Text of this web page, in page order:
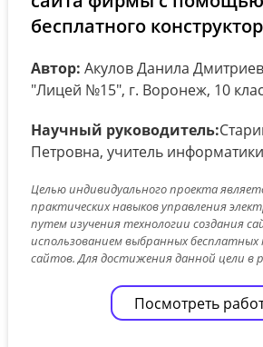
бесплатного
Автор: Акулов Данила
"Лицей №15", г. Воронеж, 10
Научный руководитель:
Петровна, учитель информатики
Целью индивидуального проекта
практических навыков управления
путем изучения технологии создания
использованием выбранных
сайтов. Для достижения данной цели в
Посмотреть